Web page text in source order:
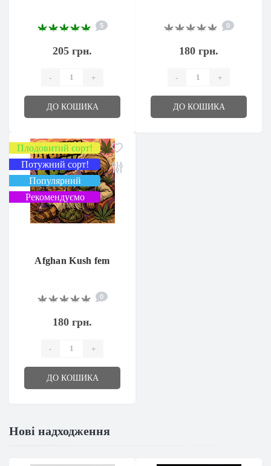
5
205 грн.
- +
ДО КОШИКА
0
180 грн.
- +
ДО КОШИКА
Плодовитий сорт!
Потужний сорт!
Популярний
Рекомендуємо
Afghan Kush fem
0
180 грн.
- +
ДО КОШИКА
Нові надходження